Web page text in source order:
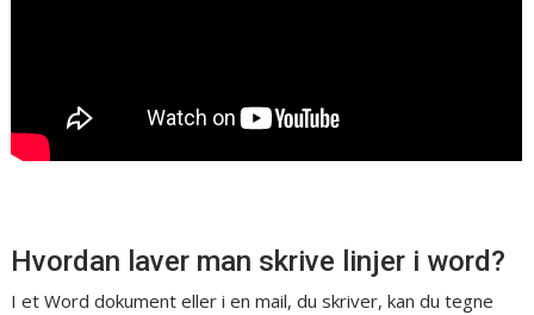
Hvordan laver man skrive linjer i word?
I et Word dokument eller i en mail, du skriver, kan du tegne